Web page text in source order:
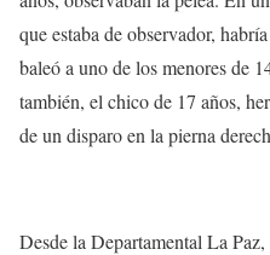
que estaba de observador,
baleó a uno de los menores de
también, el chico de 17 años,
de un disparo en la pierna
Desde la Departamental La